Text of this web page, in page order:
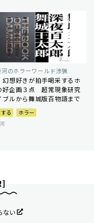
のホラーワールド渉猟
幻想好きが拍手喝采するホ
好企画３点 超常現象研究
ブルから舞城版百物語まで
る
ホラー
ない